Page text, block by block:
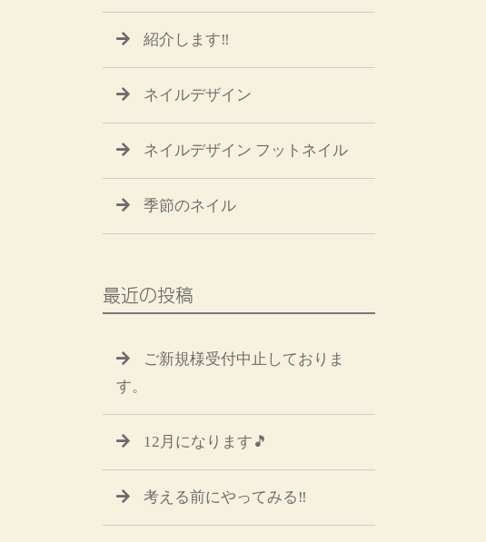
紹介します‼
ネイルデザイン
ネイルデザイン フットネイル
季節のネイル
最近の投稿
ご新規様受付中止しておりま
す。
12月になります🎵
考える前にやってみる‼️